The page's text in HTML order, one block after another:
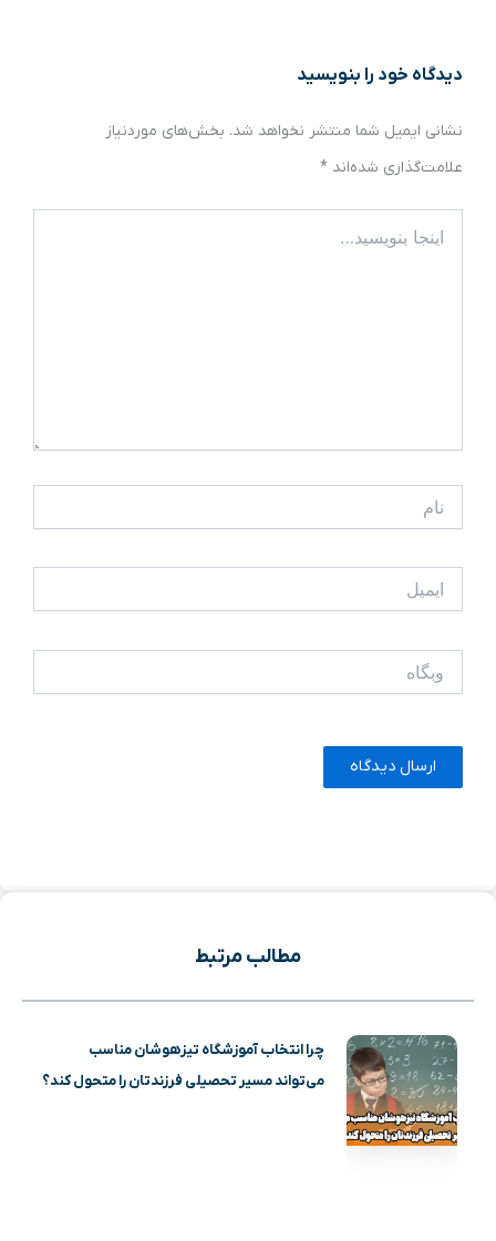
دیدگاه‌ خود را بنویسید
نشانی ایمیل شما منتشر نخواهد شد. بخش‌های موردنیاز
علامت‌گذاری شده‌اند *
بنویسید…
مطالب مرتبط
چرا انتخاب آموزشگاه تیزهوشان مناسب
می‌تواند مسیر تحصیلی فرزندتان را متحول کند؟